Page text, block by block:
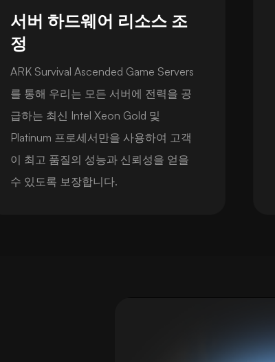
서버 하드웨어 리소스 조
정
ARK Survival Ascended Game Servers
를 통해 우리는 모든 서버에 전력을 공
급하는 최신 Intel Xeon Gold 및
Platinum 프로세서만을 사용하여 고객
이 최고 품질의 성능과 신뢰성을 얻을
수 있도록 보장합니다.